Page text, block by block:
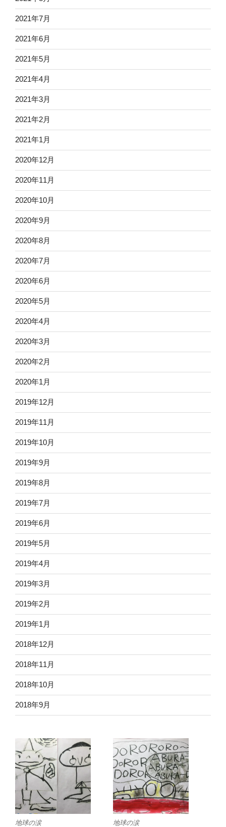
2021年7月
2021年6月
2021年5月
2021年4月
2021年3月
2021年2月
2021年1月
2020年12月
2020年11月
2020年10月
2020年9月
2020年8月
2020年7月
2020年6月
2020年5月
2020年4月
2020年3月
2020年2月
2020年1月
2019年12月
2019年11月
2019年10月
2019年9月
2019年8月
2019年7月
2019年6月
2019年5月
2019年4月
2019年3月
2019年2月
2019年1月
2018年12月
2018年11月
2018年10月
2018年9月
地球の涙 地球の涙